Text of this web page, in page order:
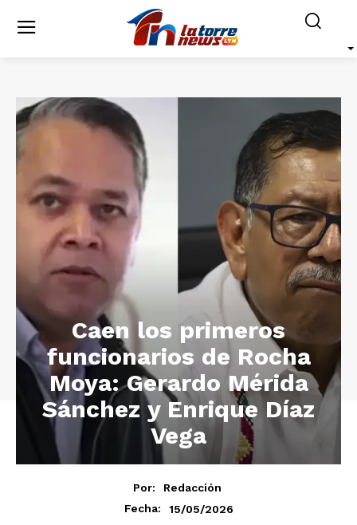
Caen los primeros
funcionarios de Rocha
Moya: Gerardo Mérida
Sánchez y Enrique Díaz
Vega
Por:
Redacción
Fecha:
15/05/2026